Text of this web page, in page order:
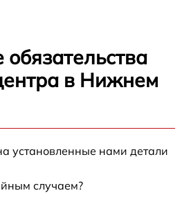
в Нижнем
установленные нами детали
случаем?